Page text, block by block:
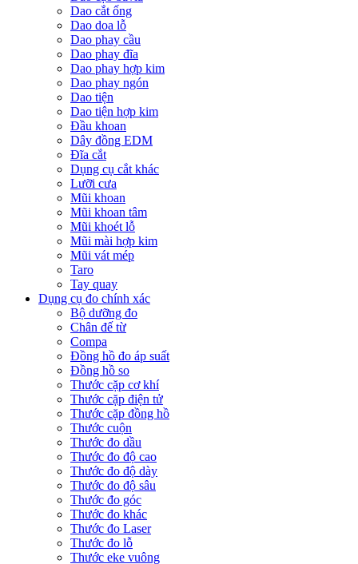
Dao cắt ống
Dao doa lỗ
Dao phay cầu
Dao phay đĩa
Dao phay hợp kim
Dao phay ngón
Dao tiện
Dao tiện hợp kim
Đầu khoan
Dây đồng EDM
Đĩa cắt
Dụng cụ cắt khác
Lưỡi cưa
Mũi khoan
Mũi khoan tâm
Mũi khoét lỗ
Mũi mài hợp kim
Mũi vát mép
Taro
Tay quay
Dụng cụ đo chính xác
Bộ dưỡng đo
Chân đế từ
Compa
Đồng hồ đo áp suất
Đồng hồ so
Thước cặp cơ khí
Thước cặp điện tử
Thước cặp đồng hồ
Thước cuộn
Thước đo dầu
Thước đo độ cao
Thước đo độ dày
Thước đo độ sâu
Thước đo góc
Thước đo khác
Thước đo Laser
Thước đo lỗ
Thước eke vuông